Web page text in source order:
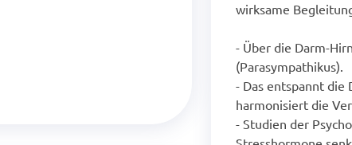
wirksame
- Über die Darm-
(Parasympathikus).
- Das entspannt die
harmonisiert die
- Studien der